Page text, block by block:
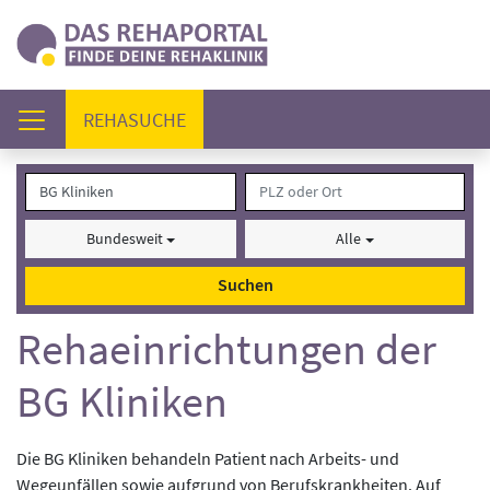
REHASUCHE(AKTUELL)
Bundesweit Alle
Suchen
Rehaeinrichtungen der
BG Kliniken
Die BG Kliniken behandeln Patient nach Arbeits- und
Wegeunfällen sowie aufgrund von Berufskrankheiten. Auf